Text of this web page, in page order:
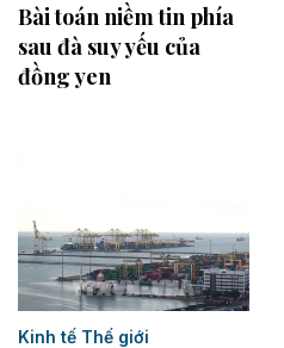
Bài toán niềm tin phía
sau đà suy yếu của
đồng yen
Kinh tế Thế giới